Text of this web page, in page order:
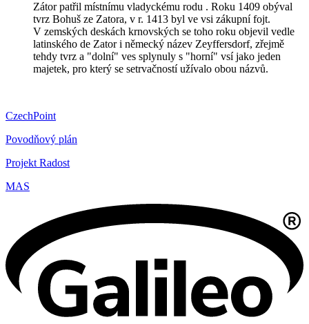
Zátor patřil místnímu vladyckému rodu . Roku 1409 obýval
tvrz Bohuš ze Zatora, v r. 1413 byl ve vsi zákupní fojt.
V zemských deskách krnovských se toho roku objevil vedle
latinského de Zator i německý název Zeyffersdorf, zřejmě
tehdy tvrz a "dolní" ves splynuly s "horní" vsí jako jeden
majetek, pro který se setrvačností užívalo obou názvů.
CzechPoint
Povodňový plán
Projekt Radost
MAS